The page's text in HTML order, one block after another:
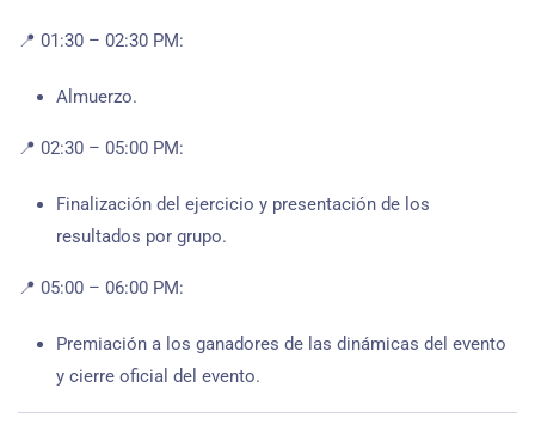
📍 01:30 – 02:30 PM:
Almuerzo.
📍 02:30 – 05:00 PM:
Finalización del ejercicio y presentación de los
resultados por grupo.
📍 05:00 – 06:00 PM:
Premiación a los ganadores de las dinámicas del evento
y cierre oficial del evento.